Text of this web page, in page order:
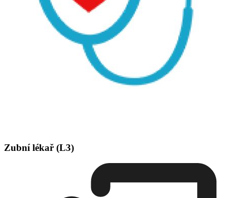
Zubní lékař (L3)